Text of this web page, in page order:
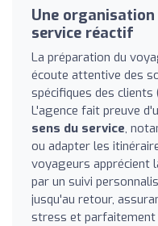
Une
service réactif
La préparation du
écoute attentive des
spécifiques des
L'agence fait preuve
sens du service,
ou adapter les
voyageurs apprécient
par un suivi
jusqu'au retour,
stress et parfaitement